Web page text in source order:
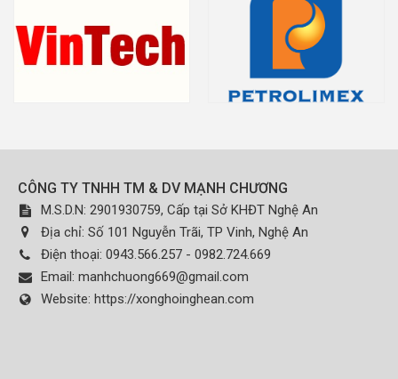
CÔNG TY TNHH TM & DV MẠNH CHƯƠNG
M.S.D.N: 2901930759, Cấp tại Sở KHĐT Nghệ An
Địa chỉ: Số 101 Nguyễn Trãi, TP Vinh, Nghệ An
Điện thoại: 0943.566.257 - 0982.724.669
Email: manhchuong669@gmail.com
Website: https://xonghoinghean.com